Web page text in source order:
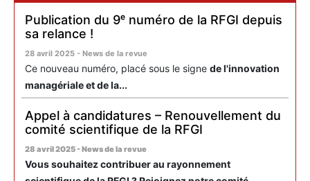
Publication du 9ᵉ numéro de la RFGI depuis
sa relance !
28 avril 2025 - News de la revue
Ce nouveau numéro, placé sous le signe de l'innovation
managériale et de la...
Appel à candidatures – Renouvellement du
comité scientifique de la RFGI
28 avril 2025 - News de la revue
Vous souhaitez contribuer au rayonnement